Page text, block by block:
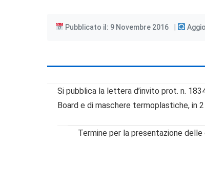
Pubblicato il: 9 Novembre 2016
Si pubblica la lettera d’invito prot. n.
Board e di maschere termoplastiche, in
Termine per la presentazione